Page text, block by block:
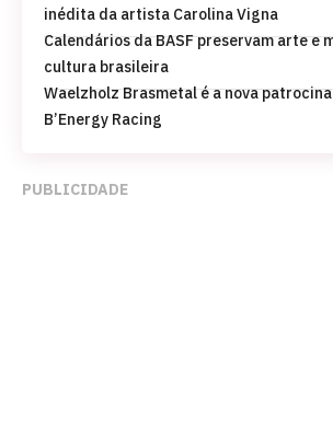
inédita da artista Carolina Vigna
Calendários da BASF preservam arte e
cultura brasileira
Waelzholz Brasmetal é a nova
B’Energy Racing
PUBLICIDADE